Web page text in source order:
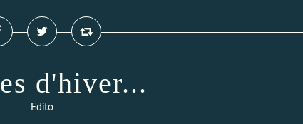
d'hiver...
Edito